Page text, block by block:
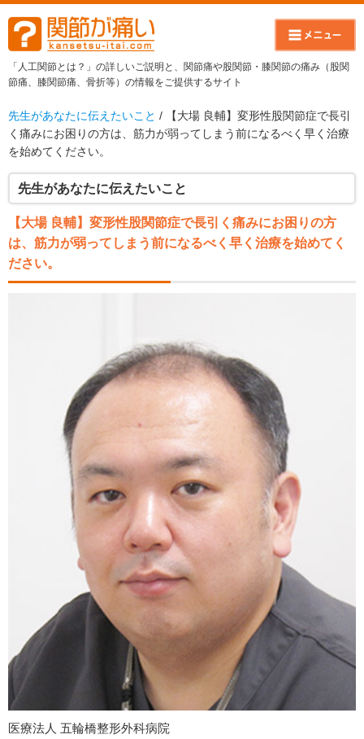
「人工関節とは？」の詳しいご説明と、関節痛や股関節・膝関節の痛み（股関
節痛、膝関節痛、骨折等）の情報をご提供するサイト
先生があなたに伝えたいこと / 【大場 良輔】変形性股関節症で長引
く痛みにお困りの方は、筋力が弱ってしまう前になるべく早く治療
を始めてください。
先生があなたに伝えたいこと
【大場 良輔】変形性股関節症で長引く痛みにお困りの方
は、筋力が弱ってしまう前になるべく早く治療を始めてく
ださい。
医療法人 五輪橋整形外科病院